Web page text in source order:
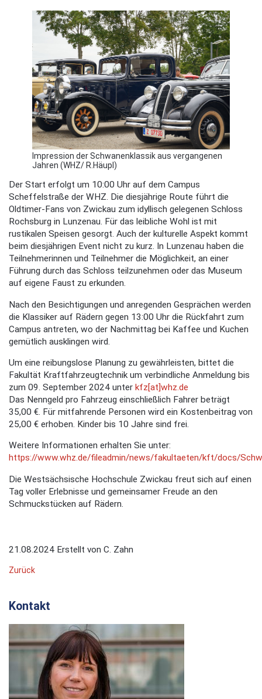
Impression der Schwanenklassik aus vergangenen
Jahren (WHZ/ R.Häupl)
Der Start erfolgt um 10:00 Uhr auf dem Campus
Scheffelstraße der WHZ. Die diesjährige Route führt die
Oldtimer-Fans von Zwickau zum idyllisch gelegenen Schloss
Rochsburg in Lunzenau. Für das leibliche Wohl ist mit
rustikalen Speisen gesorgt. Auch der kulturelle Aspekt kommt
beim diesjährigen Event nicht zu kurz. In Lunzenau haben die
Teilnehmerinnen und Teilnehmer die Möglichkeit, an einer
Führung durch das Schloss teilzunehmen oder das Museum
auf eigene Faust zu erkunden.
Nach den Besichtigungen und anregenden Gesprächen werden
die Klassiker auf Rädern gegen 13:00 Uhr die Rückfahrt zum
Campus antreten, wo der Nachmittag bei Kaffee und Kuchen
gemütlich ausklingen wird.
Um eine reibungslose Planung zu gewährleisten, bittet die
Fakultät Kraftfahrzeugtechnik um verbindliche Anmeldung bis
zum 09. September 2024 unter kfz[at]whz.de
Das Nenngeld pro Fahrzeug einschließlich Fahrer beträgt
35,00 €. Für mitfahrende Personen wird ein Kostenbeitrag von
25,00 € erhoben. Kinder bis 10 Jahre sind frei.
Weitere Informationen erhalten Sie unter:
https://www.whz.de/fileadmin/news/fakultaeten/kft/docs/
Die Westsächsische Hochschule Zwickau freut sich auf einen
Tag voller Erlebnisse und gemeinsamer Freude an den
Schmuckstücken auf Rädern.
21.08.2024 Erstellt von C. Zahn
Zurück
Kontakt